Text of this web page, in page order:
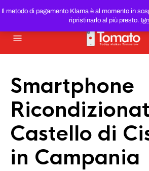
Il metodo di pagamento Klarna è al momento in
ripristinarlo al più presto.
SMARTPHONE E TABLET
PREZZO DEL WEB!
Smartphone
Castello di
in Campania